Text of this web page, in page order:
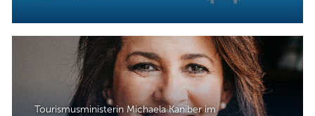
Tourismusministerin Michaela Kaniber im